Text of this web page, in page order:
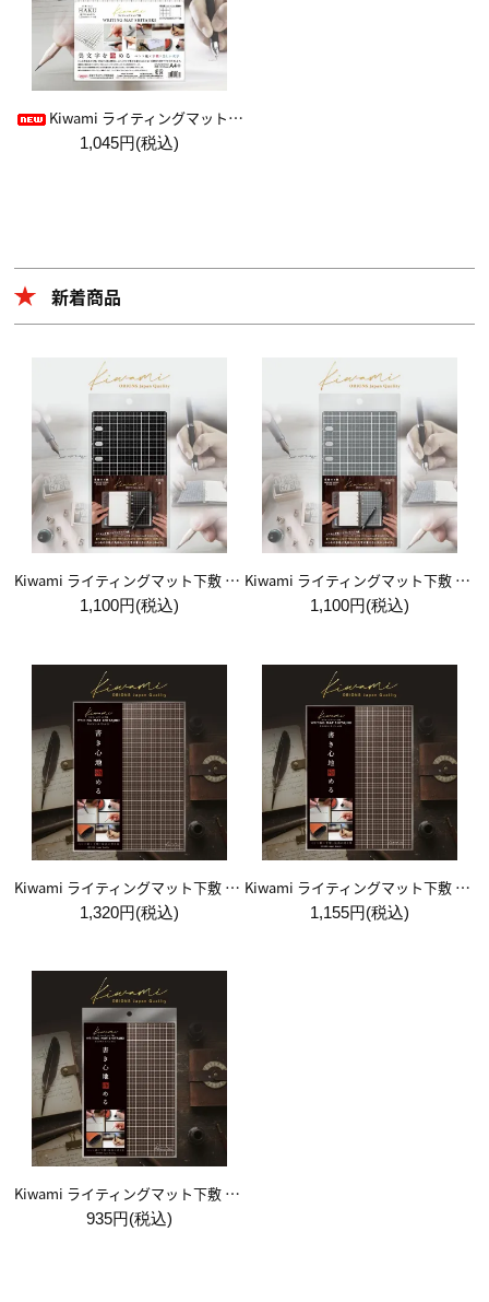
Kiwami ライティングマット下敷 HAKU白薄【A4+方眼】
1,045円(税込)
新着商品
Kiwami ライティングマット下敷 システム手帳バイブルサイズ【黒】
1,100円(税込)
Kiwami ライティングマット下敷 システム手帳バイブルサイズ【月影】
1,100円(税込)
Kiwami ライティングマット下敷 A4+【ブラウン&キャメル】
1,320円(税込)
Kiwami ライティングマット下敷 B5+【ブラウン&キャメル】
1,155円(税込)
Kiwami ライティングマット下敷 A5【ブラウン&キャメル】
935円(税込)